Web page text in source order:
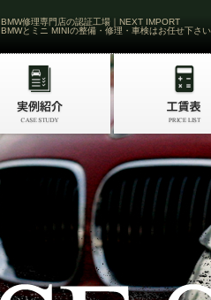
BMW修理専門店の認証工場｜NEXT IMPORT
BMWとミニ MINIの整備・修理・車検はお任せ下さい